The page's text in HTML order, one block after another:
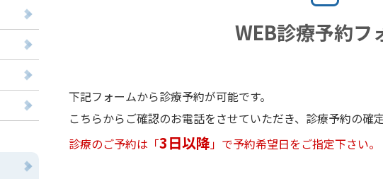
WEB診療予約フ
下記フォームから診療予約が可能です。
こちらからご確認のお電話をさせていただき、診療予約の確定
診療のご予約は「3日以降」で予約希望日をご指定下さい。